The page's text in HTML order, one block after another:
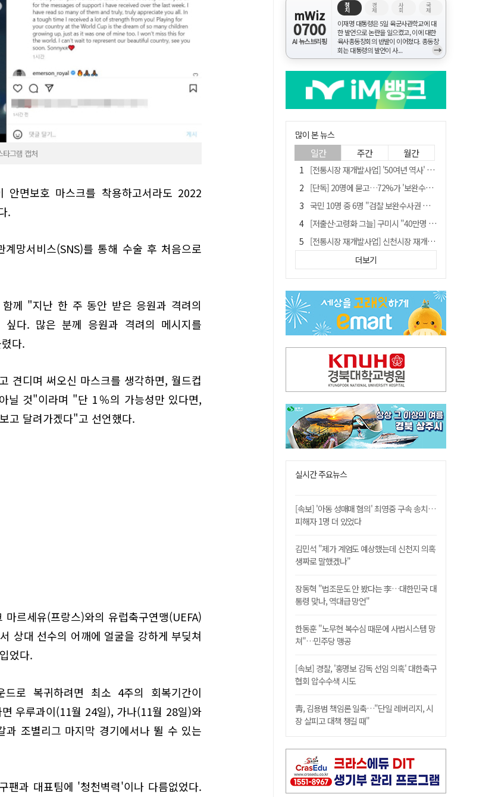
타그램 캡처
안면보호 마스크를 착용하고서라도 2022
.
망서비스(SNS)를 통해 수술 후 처음으로
께 "지난 한 주 동안 받은 응원과 격려의
다. 많은 분께 응원과 격려의 메시지를
다.
견디며 써오신 마스크를 생각하면, 월드컵
닐 것"이라며 "단 1％의 가능성만 있다면,
고 달려가겠다"고 선언했다.
르세유(프랑스)와의 유럽축구연맹(UEFA)
상대 선수의 어깨에 얼굴을 강하게 부딪쳐
었다.
로 복귀하려면 최소 4주의 회복기간이
우루과이(11월 24일), 가나(11월 28일)와
조별리그 마지막 경기에서나 뛸 수 있는
팬과 대표팀에 '청천벽력'이나 다름없었다.
mWiz
0700
AI 뉴스브리핑
정
치
경
제
사
회
국
제
이재명 대통령은 5일 육군사관학교에 대
한 발언으로 논란을 일으켰고, 이에 대한
육사총동창회의 반발이 이어졌다. 총동창
회는 대통령의 발언이 사...
→
많이 본 뉴스
일간 주간 월간
[전통시장 재개발사업] '50여년 역사' 수성시장 자리에 25층 주상복합 들어선다
[단독] 20명에 묻고…72%가 '보완수사권 폐지'?
국민 10명 중 6명 "검찰 보완수사권 필요"…민주당 지지층도 53.8%
[저출산·고령화 그늘] 구미시 "40만명 사수" 고령군 "3만명대 회복"
[전통시장 재개발사업] 신천시장 재개발, 준공 후에도 소송전
李대통령 지지율 다시 40%대로…20대는 18.8%p 급락
안동-사가에, "50년 우정 넘어 미래 50년 함께 연다"
[인사]경상북도
유승민 "尹 졸업한 서울대 법대·충암고도 없애야"…李 육사 통합 직격
더보기
실시간 주요뉴스
[속보] '아동 성매매 혐의' 최영중 구속 송치…
피해자 1명 더 있었다
김민석 "제가 계엄도 예상했는데 신천지 의혹
생짜로 말했겠나"
장동혁 "법조문도 안 봤다는 李…대한민국 대
통령 맞나, 역대급 망언"
한동훈 "노무현 복수심 때문에 사법시스템 망
쳐"…민주당 맹공
[속보] 경찰, '홍명보 감독 선임 의혹' 대한축구
협회 압수수색 시도
靑, 김용범 책임론 일축…"단일 레버리지, 시
장 살피고 대책 챙길 때"